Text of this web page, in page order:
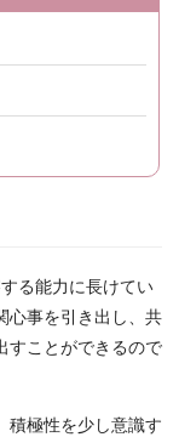
る能力に長けてい
心事を引き出し、共
すことができるので
積極性を少し意識す